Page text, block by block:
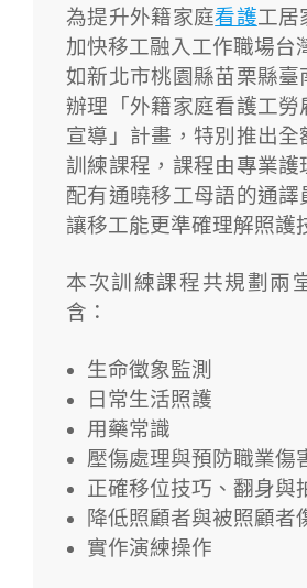
為提升外籍家庭看護工居
加快移工融入工作職場台
如新北市桃園縣苗栗縣臺
辦理「外籍家庭看護工勞
宣導」計畫， 特別推出全
訓練課程，課程由專業護
配有通曉移工母語的通譯
讓移工能更準確理解照護
本次訓練課程共規劃兩
含：
生命徵象監測
日常生活照護
用藥常識
壓傷處理與預防職業傷
正確移位技巧、翻身與
降低照顧者與被照顧者
實作演練操作